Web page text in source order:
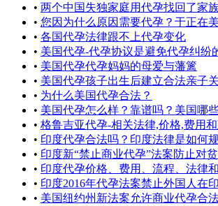
• 两个中国失独家庭用代孕找回了家
• 您因为什么原因需要代孕？于正在
• 各国代孕法律跟不上代孕变化
• 美国代孕-代孕协议是避免代孕纠纷
• 美国代孕代孕妈妈的母爱与藩篱
• 美国代孕孩子出生后建立合法亲子
• 为什么美国代孕合法？
• 美国代孕怎么样？靠谱吗？美国哪
• 格鲁吉亚代孕-相关法律,价格,费用
• 印度代孕合法吗？印度法律是如何
• 印度新“禁止商业代孕”法案防止对
• 印度代孕价格、费用、流程、法律
• 印度2016年代孕法案禁止外国人在
• 美国纽约州新法案允许商业代孕合